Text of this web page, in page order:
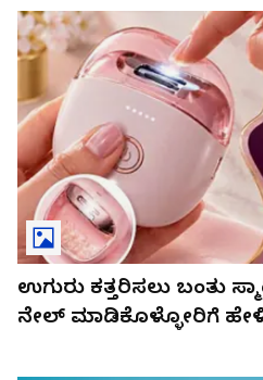
ಉಗುರು ಕತ್ತರಿಸಲು ಬಂತು
ನೇಲ್ ಮಾಡಿಕೊಳ್ಳೋರಿಗೆ